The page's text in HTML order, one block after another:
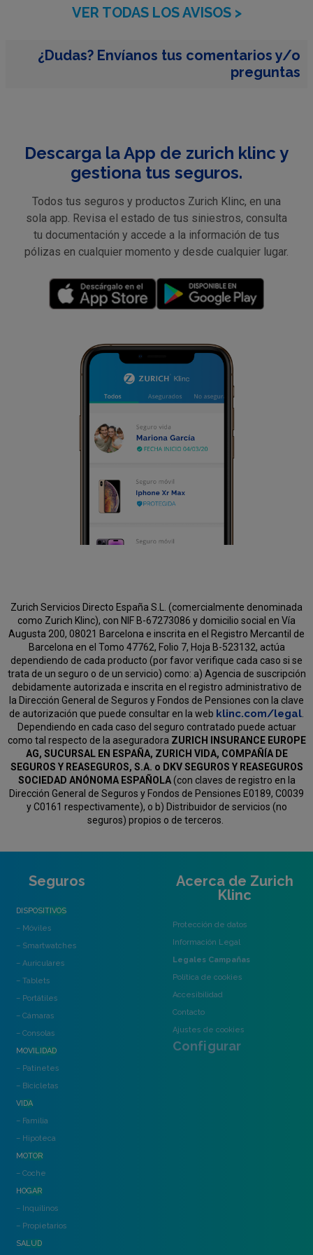
VER TODAS LOS AVISOS >
¿Dudas? Envíanos tus comentarios y/o
preguntas
Descarga la App de zurich klinc y
gestiona tus seguros.
Todos tus seguros y productos Zurich Klinc, en una
sola app. Revisa el estado de tus siniestros, consulta
tu documentación y accede a la información de tus
pólizas en cualquier momento y desde cualquier lugar.
Zurich Servicios Directo España S.L. (comercialmente denominada
como Zurich Klinc), con NIF B-67273086 y domicilio social en Vía
Augusta 200, 08021 Barcelona e inscrita en el Registro Mercantil de
Barcelona en el Tomo 47762, Folio 7, Hoja B-523132, actúa
dependiendo de cada producto (por favor verifique cada caso si se
trata de un seguro o de un servicio) como: a) Agencia de suscripción
debidamente autorizada e inscrita en el registro administrativo de
la Dirección General de Seguros y Fondos de Pensiones con la clave
de autorización que puede consultar en la web klinc.com/legal
Dependiendo en cada caso del seguro contratado puede actuar
como tal respecto de la aseguradora ZURICH INSURANCE EUROPE
AG, SUCURSAL EN ESPAÑA, ZURICH VIDA, COMPAÑÍA DE
SEGUROS Y REASEGUROS, S.A. o DKV SEGUROS Y REASEGUROS
SOCIEDAD ANÓNOMA ESPAÑOLA(con claves de registro en la
Dirección General de Seguros y Fondos de Pensiones E0189, C0039
y C0161 respectivamente), o b) Distribuidor de servicios (no
seguros) propios o de terceros.
Seguros
DISPOSITIVOS
– Móviles
– Smartwatches
– Auriculares
– Tablets
– Portátiles
– Cámaras
– Consolas
MOVILIDAD
– Patinetes
– Bicicletas
VIDA
– Familia
– Hipoteca
MOTOR
– Coche
HOGAR
– Inquilinos
– Propietarios
SALUD
Acerca de Zurich
Klinc
Protección de datos
Información Legal
Legales Campañas
Política de cookies
Accesibilidad
Contacto
Ajustes de cookies
Configurar